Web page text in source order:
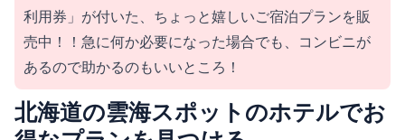
利用券」が付いた、ちょっと嬉しいご宿泊プランを販
売中！！急に何か必要になった場合でも、コンビニが
あるので助かるのもいいところ！
北海道の雲海スポットのホテルでお